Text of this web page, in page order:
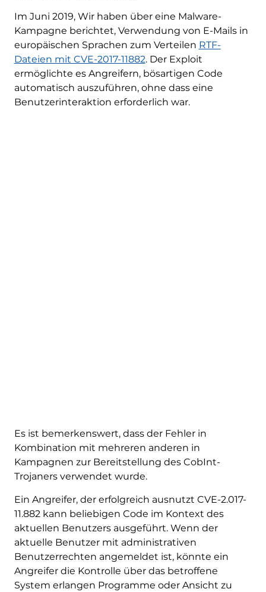
Im Juni 2019, Wir haben über eine Malware-
Kampagne berichtet, Verwendung von E-Mails in
europäischen Sprachen zum Verteilen RTF-
Dateien mit CVE-2017-11882. Der Exploit
ermöglichte es Angreifern, bösartigen Code
automatisch auszuführen, ohne dass eine
Benutzerinteraktion erforderlich war.
Es ist bemerkenswert, dass der Fehler in
Kombination mit mehreren anderen in
Kampagnen zur Bereitstellung des CobInt-
Trojaners verwendet wurde.
Ein Angreifer, der erfolgreich ausnutzt CVE-2.017-
11.882 kann beliebigen Code im Kontext des
aktuellen Benutzers ausgeführt. Wenn der
aktuelle Benutzer mit administrativen
Benutzerrechten angemeldet ist, könnte ein
Angreifer die Kontrolle über das betroffene
System erlangen Programme oder Ansicht zu